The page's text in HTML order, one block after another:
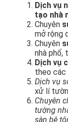
Dịch vụ
tạo nhà
Chuyên
mở rộng
Chuyên
nhà phố,
Dịch vụ
theo các
Dịch vụ
xử lí
Chuyên
tường
sàn bê